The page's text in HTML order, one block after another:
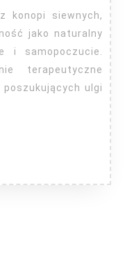
CBD?
jako naturalny
i samopoczucie.
terapeutyczne
ulgi